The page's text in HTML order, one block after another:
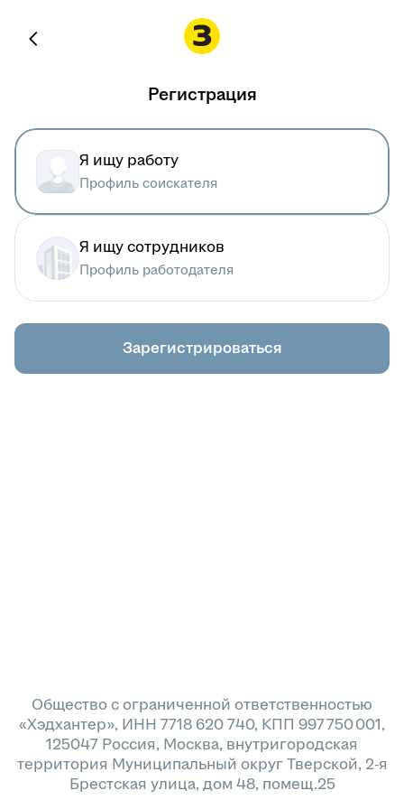
Регистрация
Я ищу работу
Профиль соискателя
Я ищу сотрудников
Профиль работодателя
Зарегистрироваться
Общество с ограниченной ответственностью
«Хэдхантер», ИНН 7718 620 740, КПП 997 750 001,
125047 Россия, Москва, внутригородская
территория Муниципальный округ Тверской, 2-я
Брестская улица, дом 48, помещ.25